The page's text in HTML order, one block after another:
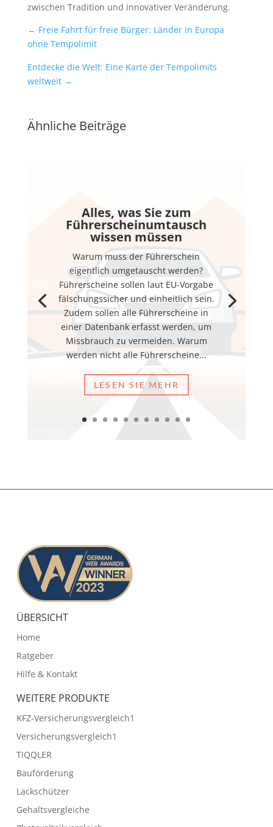
zwischen Tradition und innovativer Veränderung.
← Freie Fahrt für freie Bürger: Länder in Europa
ohne Tempolimit
Entdecke die Welt: Eine Karte der Tempolimits
weltweit→
Ähnliche Beiträge
Alles, was Sie zum
Führerscheinumtausch
wissen müssen
Warum muss der Führerschein
eigentlich umgetauscht werden?
Führerscheine sollen laut EU-Vorgabe
fälschungssicher und einheitlich sein.
Zudem sollen alle Führerscheine in
einer Datenbank erfasst werden, um
Missbrauch zu vermeiden. Warum
werden nicht alle Führerscheine...
LESEN SIE MEHR
ÜBERSICHT
Home
Ratgeber
Hilfe & Kontakt
WEITERE PRODUKTE
KFZ-Versicherungsvergleich1
Versicherungsvergleich1
TIQQLER
Bauförderung
Lackschützer
Gehaltsvergleiche